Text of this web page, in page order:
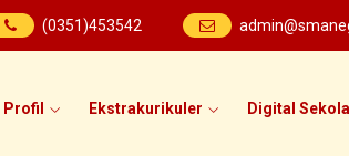
(0351)453542
Profil Ekstrakurikuler Digital